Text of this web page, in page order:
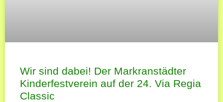
Wir sind dabei! Der Markranstädter
Kinderfestverein auf der 24. Via Regia
Classic